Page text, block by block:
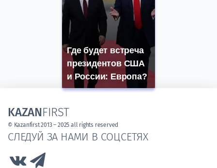
Где будет встреча
президентов США
и России: Европа?
СЛЕДУЙ ЗА НАМИ В СОЦСЕТЯХ
Link to Vk
KAZANFIRST
© Kazanfirst 2013 – 2025 all rights reserved